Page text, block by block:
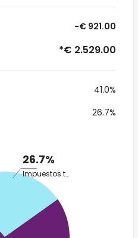
-€ 921.00
*€ 2.529.00
41.0%
26.7%
26.7%
Impuestos totales